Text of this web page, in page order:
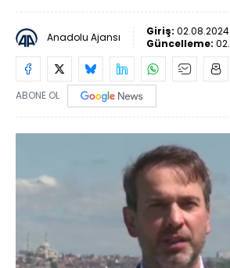
Anadolu Ajansı Giriş: 02.08.2024
Güncelleme:
ABONE OL